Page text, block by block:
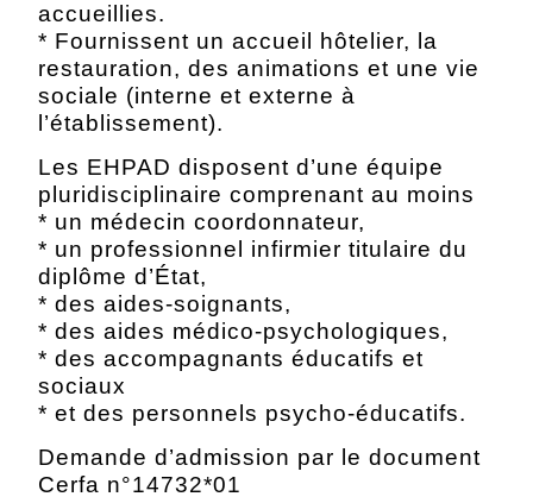
accueillies.
* Fournissent un accueil hôtelier, la
restauration, des animations et une vie
sociale (interne et externe à
l’établissement).
Les EHPAD disposent d’une équipe
pluridisciplinaire comprenant au moins
* un médecin coordonnateur,
* un professionnel infirmier titulaire du
diplôme d’État,
* des aides-soignants,
* des aides médico-psychologiques,
* des accompagnants éducatifs et
sociaux
* et des personnels psycho-éducatifs.
Demande d’admission par le document
Cerfa n°14732*01